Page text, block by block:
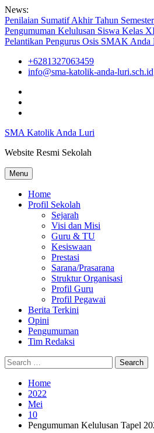
Skip
to
content
News:
Penilaian Sumatif Akhir Tahun
Pengumuman Kelulusan Siswa Kelas
Pelantikan Pengurus Osis SMAK Anda
+6281327063459
info@sma-katolik-anda-luri.sch.id
SMA Katolik Anda Luri
Website Resmi Sekolah
Menu
Home
Profil Sekolah
Sejarah
Visi dan Misi
Guru & TU
Kesiswaan
Prestasi
Sarana/Prasarana
Struktur Organisasi
Profil Guru
Profil Pegawai
Berita Terkini
Opini
Pengumuman
Tim Redaksi
Search
Search
Close
Search
for:
Search
Home
2022
Mei
10
Pengumuman Kelulusan Tapel